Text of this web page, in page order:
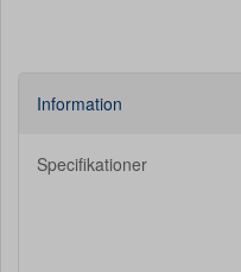
Information
Specifikationer